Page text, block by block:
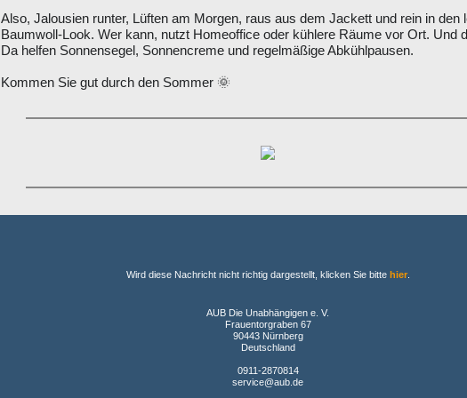
Also, Jalousien runter, Lüften am Morgen, raus aus dem Jackett und rein in den
Baumwoll-Look. Wer kann, nutzt Homeoffice oder kühlere Räume vor Ort. Und
Da helfen Sonnensegel, Sonnencreme und regelmäßige Abkühlpausen.
Kommen Sie gut durch den Sommer 🌞
Wird diese Nachricht nicht richtig dargestellt, klicken Sie bitte hier.
AUB Die Unabhängigen e. V.
Frauentorgraben 67
90443 Nürnberg
Deutschland
0911-2870814
service@aub.de